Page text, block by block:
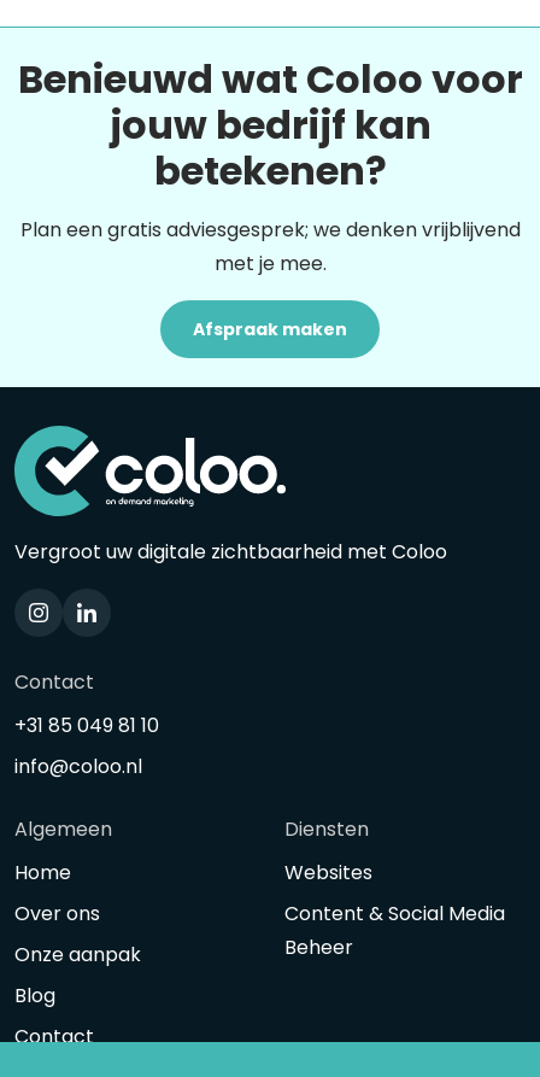
Benieuwd wat Coloo voor
jouw bedrijf kan
betekenen?
Plan een gratis adviesgesprek; we denken vrijblijvend
met je mee.
Afspraak maken
Vergroot uw digitale zichtbaarheid met Coloo
Contact
+31 85 049 81 10
info@coloo.nl
Algemeen
Home
Over ons
Onze aanpak
Blog
Contact
Diensten
Websites
Content & Social Media
Beheer